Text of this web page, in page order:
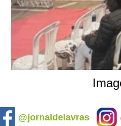
@jornaldelavras